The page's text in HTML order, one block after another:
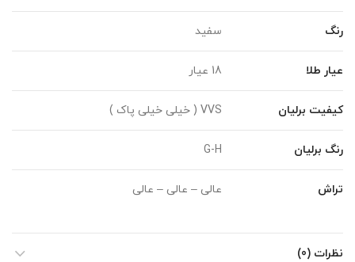
رنگ سفید
عیار طلا 18 عیار
کیفیت برلیان VVS ( خیلی خیلی پاک )
رنگ برلیان G-H
تراش عالی – عالی – عالی
نظرات (0)